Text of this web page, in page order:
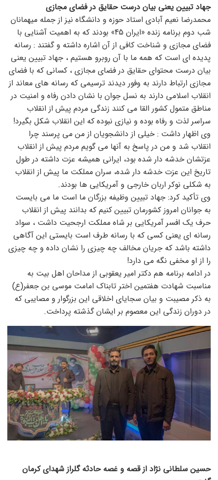
جهاد تبیین یعنی بیان درست حقایق در فضای مجازی
محمدرضا نعیم آبادی استاد حوزه و دانشگاه نیز از جمله میهمانان
شب دوم برنامه زنده «ایران 45» بودند که به اهمیت آشنایی با
فضای مجازی و شناخت کافی از آن اشاره داشته و گفتند : رسانه
پدیده ای است که همه ما با آن روبرو هستیم ، جهاد تبیین یعنی
بیان درست محتوای حقایق در فضای مجازی ، کسانی که با فضای
مجازی ارتباط دارند به وفور دیدند ترسیمی که رسانه های معاند از
انقلاب اسلامی دارند به نسل جوان با نشان دادن رفاه و امنیت در
مناطق متمول کشور القا می کنند زندگی مردم پیش از انقلاب
سراسر لذت و رفاه بوده و نیازی نبوده که این انقلاب شکل بگیرد!
وی اظهار داشت : خیلی از دانشجویان از من می پرسند چرا
انقلاب شد و من در پاسخ به آنها می گویم مردم پیش از انقلاب
عزتشان خدشه دار شده بود، ایرانی همیشه عزت داشته در طول
تاریخ این عزت خدشه دار شده، سران مملکت ما پیش از انقلاب
به شکلی نوکر اربان خارجی و آمریکایی ها بودند.
وی تأکید کرد: جهاد تبیین وظیفه بزرگان ما است ما می بایست
به جوانان امروز کشورمان تبیین کنیم که بدانند پیش از انقلاب
حرف یک افسر آمریکایی بر شاه مملکت ارجحیت داشت ، سواد
رسانه ای یعنی کسی که با رسانه طرف است بایستی این آگاهی
داشته باشد که جریان مخالف چه چیزی را نشان داده و چه چیزی
را از او مخفی نگه می دارد!
در ادامه برنامه هم دکتر امیر یعقوبی از مداحان اهل بیت به
مناسبت شهادت هفتمین اختر تابناک امامت موسی بن جعفر(ع)
به ذکر مصیبت و بیان سجایای اخلاقی این بزرگوار و مصایبی که
در دوران زندگی این معصوم بر ایشان گذشته پرداخت.
حسین سلطانی نژاد از قصه و غصه حادثه گلراز شهدای کرمان